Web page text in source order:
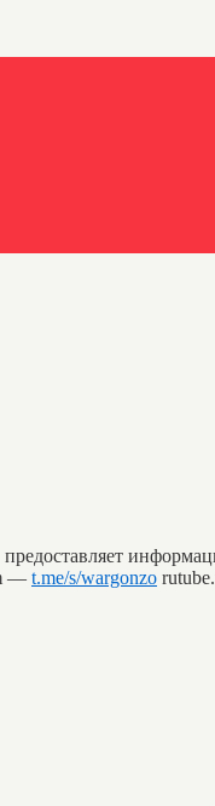
— t.me/s/wargonzo